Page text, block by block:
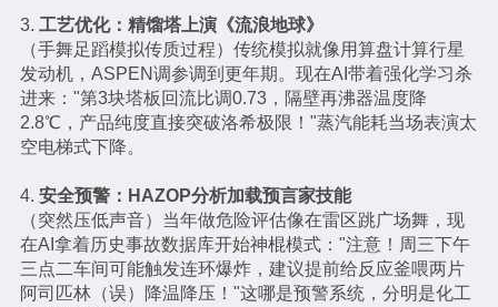
3. 工艺优化：精馏塔上演《流浪地球》
（手舞足蹈模拟传质过程）传统模拟就像用算盘计算行星
发动机，ASPEN调参调到更年期。现在AI带着强化学习杀
进来："第3块塔板回流比调0.73，隔壁再沸器温度降
2.8℃，产品纯度直接突破洛希极限！"蒸汽能耗当场表演太
空电梯式下降。
4. 安全预警：HAZOP分析加载预言家技能
（突然压低声音）当年做危险评估像在雷区跳广场舞，现
在AI拿着历史事故数据库开始神棍模式："注意！周三下午
三点二车间可能触发连环爆炸，建议提前给反应釜喂两片
阿司匹林（误）降温降压！"这哪是预警系统，分明是化工